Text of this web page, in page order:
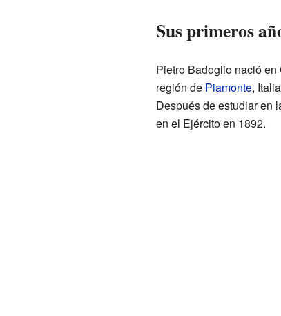
Sus primeros
Pietro Badoglio nació
región de Piamonte,
Después de estudiar en
en el Ejército en 1892.